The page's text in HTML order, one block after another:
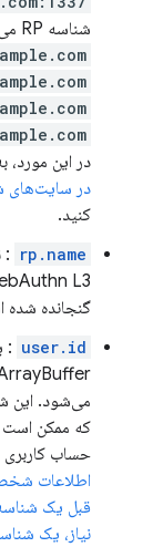
شناسه RP می‌تواند
در این
در سایت‌های
کنید.
rp.name
گنجانده شده
user.id
:
می‌شود. این
که ممکن است
حساب
قبل یک
نیاز، یک